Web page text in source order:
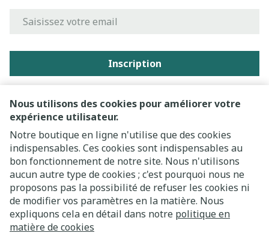
Nous utilisons des cookies pour améliorer votre
expérience utilisateur.
Notre boutique en ligne n'utilise que des cookies
indispensables. Ces cookies sont indispensables au
bon fonctionnement de notre site. Nous n'utilisons
aucun autre type de cookies ; c'est pourquoi nous ne
proposons pas la possibilité de refuser les cookies ni
de modifier vos paramètres en la matière. Nous
expliquons cela en détail dans notre politique en
matière de cookies
Inscription
En cliquant sur s'abonner, vous vous abonnez à notre
newsletter et acceptez notrepolitique de confidentialité.
Liens légaux